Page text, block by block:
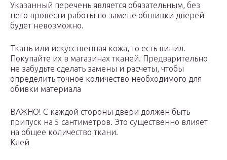
Указанный перечень является обязательным, без
него провести работы по замене обшивки дверей
будет невозможно.
Ткань или искусственная кожа, то есть винил.
Покупайте их в магазинах тканей. Предварительно
не забудьте сделать замены и расчеты, чтобы
определить точное количество необходимого для
обивки материала
ВАЖНО! С каждой стороны двери должен быть
припуск на 5 сантиметров. Это существенно влияет
на общее количество ткани.
Клей